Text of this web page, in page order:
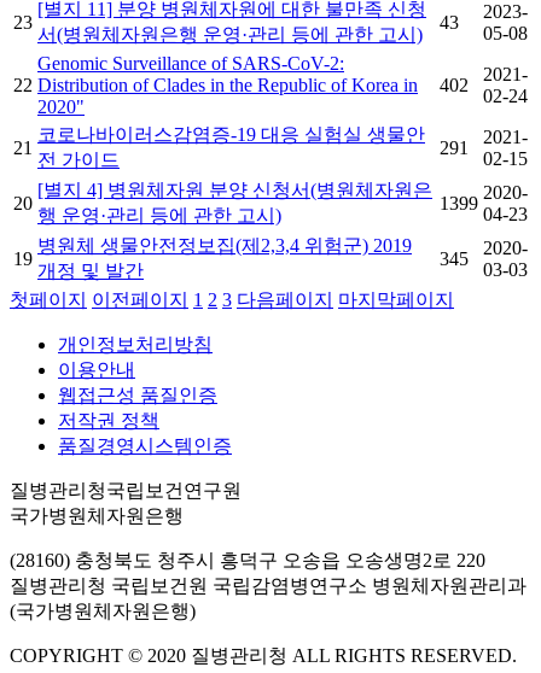
23
[별지 11] 분양 병원체자원에 대한 불만족 신청
서(병원체자원은행 운영·관리 등에 관한 고시)
43
2023-
05-08
22
Genomic Surveillance of SARS-CoV-2:
Distribution of Clades in the Republic of Korea in
2020"
402
2021-
02-24
21
코로나바이러스감염증-19 대응 실험실 생물안
전 가이드
291
2021-
02-15
20
[별지 4] 병원체자원 분양 신청서(병원체자원은
행 운영·관리 등에 관한 고시)
1399
2020-
04-23
19
병원체 생물안전정보집(제2,3,4 위험군) 2019
개정 및 발간
345
2020-
03-03
첫페이지
이전페이지 1 2 3 다음페이지 마지막페이지
개인정보처리방침
이용안내
웹접근성 품질인증
저작권 정책
품질경영시스템인증
질병관리청국립보건연구원
국가병원체자원은행
(28160) 충청북도 청주시 흥덕구 오송읍 오송생명2로 220
질병관리청 국립보건원 국립감염병연구소 병원체자원관리과
(국가병원체자원은행)
COPYRIGHT © 2020 질병관리청 ALL RIGHTS RESERVED.